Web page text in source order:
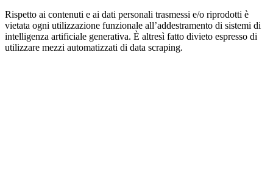
Rispetto ai contenuti e ai dati personali trasmessi e/o riprodotti è
vietata ogni utilizzazione funzionale all’addestramento di sistemi di
intelligenza artificiale generativa. È altresì fatto divieto espresso di
utilizzare mezzi automatizzati di data scraping.